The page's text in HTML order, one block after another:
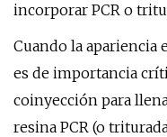
incorporar PCR o
Cuando la apariencia
es de importancia
coinyección para
resina PCR (o